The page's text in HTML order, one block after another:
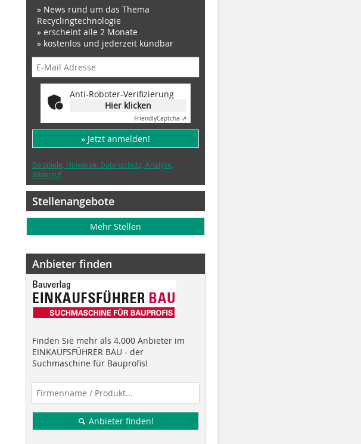
» News rund um das Thema
Recyclingtechnologie
» erscheint alle 2 Monate
» kostenlos und jederzeit kündbar
Anti-Roboter-Verifizierung
Hier klicken
FriendlyCaptcha ⇗
» Jetzt anmelden!
Beispiele, Hinweise: Datenschutz, Analyse,
Widerruf
Stellenangebote
Mehr Stellen
Anbieter finden
Finden Sie mehr als 4.000 Anbieter im
EINKAUFSFÜHRER BAU - der
Suchmaschine für Bauprofis!
Anbieter finden!